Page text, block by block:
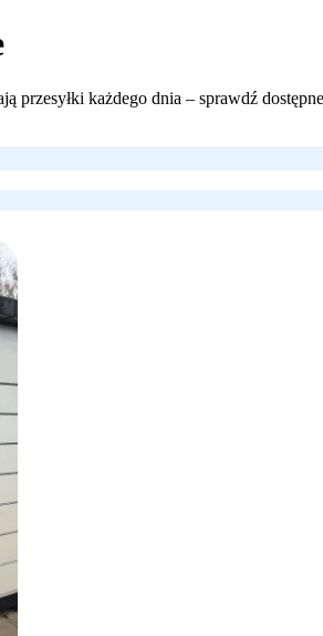
przesyłki każdego dnia – sprawdź